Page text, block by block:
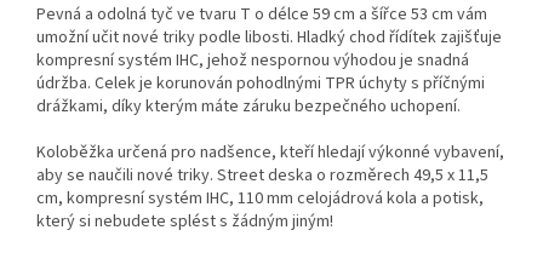
Pevná a odolná tyč ve tvaru T o délce 59 cm a šířce 53 cm vám
umožní učit nové triky podle libosti. Hladký chod řídítek zajišťuje
kompresní systém IHC, jehož nespornou výhodou je snadná
údržba. Celek je korunován pohodlnými TPR úchyty s příčnými
drážkami, díky kterým máte záruku bezpečného uchopení.
Koloběžka určená pro nadšence, kteří hledají výkonné vybavení,
aby se naučili nové triky. Street deska o rozměrech 49,5 x 11,5
cm, kompresní systém IHC, 110 mm celojádrová kola a potisk,
který si nebudete splést s žádným jiným!